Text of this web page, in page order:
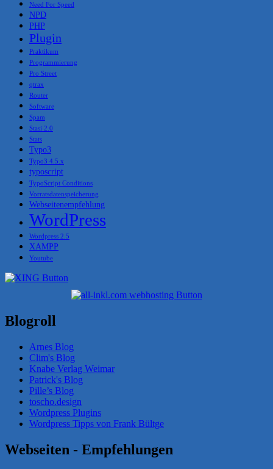
Need For Speed
NPD
PHP
Plugin
Praktikum
Programmierung
Pro Street
qtrax
Router
Software
Spam
Stasi 2.0
Stats
Typo3
Typo3 4.5.x
typoscript
TypoScript Conditions
Vorratsdatenspeicherung
Webseitenempfehlung
WordPress
Wordpress 2.5
XAMPP
Youtube
Blogroll
Arnes Blog
Clim's Blog
Knabe Verlag Weimar
Patrick's Blog
Pille’s Blog
toscho.design
Wordpress Plugins
Wordpress Tipps von Frank Bültge
Webseiten - Empfehlungen